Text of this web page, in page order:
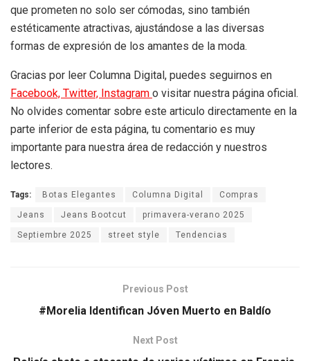
que prometen no solo ser cómodas, sino también
estéticamente atractivas, ajustándose a las diversas
formas de expresión de los amantes de la moda.
Gracias por leer Columna Digital, puedes seguirnos en
Facebook, Twitter, Instagram o visitar nuestra página oficial.
No olvides comentar sobre este articulo directamente en la
parte inferior de esta página, tu comentario es muy
importante para nuestra área de redacción y nuestros
lectores.
Tags: Botas Elegantes Columna Digital Compras
Jeans Jeans Bootcut primavera-verano 2025
Septiembre 2025 street style Tendencias
Previous Post
#Morelia Identifican Jóven Muerto en Baldío
Next Post